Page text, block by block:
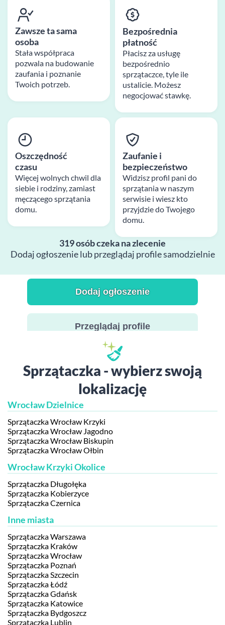
Zawsze ta sama
osoba
Stała współpraca
pozwala na budowanie
zaufania i poznanie
Twoich potrzeb.
Oszczędność
czasu
Więcej wolnych chwil dla
siebie i rodziny, zamiast
męczącego sprzątania
domu.
Bezpośrednia
płatność
Płacisz za usługę
bezpośrednio
sprzątaczce, tyle ile
ustalicie. Możesz
negocjować stawkę.
Zaufanie i
bezpieczeństwo
Widzisz profil pani do
sprzątania w naszym
serwisie i wiesz kto
przyjdzie do Twojego
domu.
319 osób czeka na zlecenie
Dodaj ogłoszenie lub przeglądaj profile samodzielnie
Dodaj ogłoszenie
Przeglądaj profile
Sprzątaczka - wybierz swoją
lokalizację
Wrocław Dzielnice
Sprzątaczka Wrocław Krzyki
Sprzątaczka Wrocław Jagodno
Sprzątaczka Wrocław Biskupin
Sprzątaczka Wrocław Ołbin
Wrocław Krzyki Okolice
Sprzątaczka Długołęka
Sprzątaczka Kobierzyce
Sprzątaczka Czernica
Inne miasta
Sprzątaczka Warszawa
Sprzątaczka Kraków
Sprzątaczka Wrocław
Sprzątaczka Poznań
Sprzątaczka Szczecin
Sprzątaczka Łódź
Sprzątaczka Gdańsk
Sprzątaczka Katowice
Sprzątaczka Bydgoszcz
Sprzątaczka Lublin